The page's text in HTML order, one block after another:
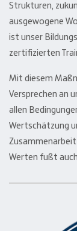
Strukturen,
ausgewogene
ist unser
zertifizierten
Mit diesem
Versprechen an
allen
Wertschätzung
Zusammenarbeit
Werten fußt